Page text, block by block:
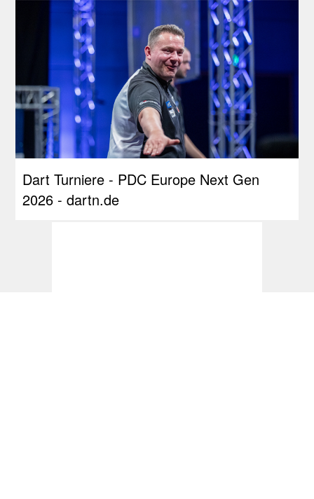
Dart Turniere - PDC Europe Next Gen
2026 - dartn.de